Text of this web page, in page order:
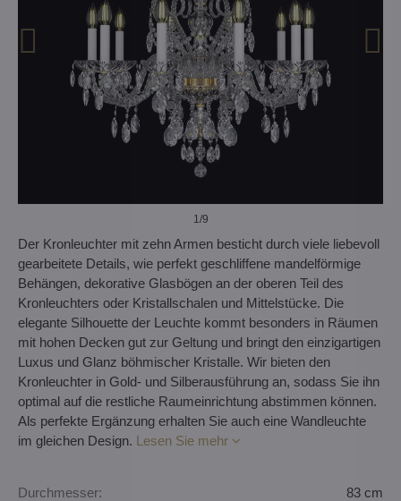
1/9
Der Kronleuchter mit zehn Armen besticht durch viele liebevoll
gearbeitete Details, wie perfekt geschliffene mandelförmige
Behängen, dekorative Glasbögen an der oberen Teil des
Kronleuchters oder Kristallschalen und Mittelstücke. Die
elegante Silhouette der Leuchte kommt besonders in Räumen
mit hohen Decken gut zur Geltung und bringt den einzigartigen
Luxus und Glanz böhmischer Kristalle. Wir bieten den
Kronleuchter in Gold- und Silberausführung an, sodass Sie ihn
optimal auf die restliche Raumeinrichtung abstimmen können.
Als perfekte Ergänzung erhalten Sie auch eine Wandleuchte
im gleichen Design. Lesen Sie mehr
Durchmesser: 83 cm